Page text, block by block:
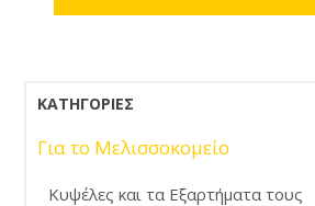
ΚΑΤΗΓΟΡΊΕΣ
Για το Μελισσοκομείο
Κυψέλες και τα Εξαρτήματα τους